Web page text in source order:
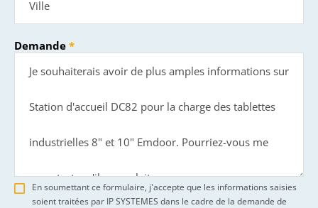
Demande
En soumettant ce formulaire, j'accepte que les informations saisies
soient traitées par IP SYSTEMES dans le cadre de la demande de